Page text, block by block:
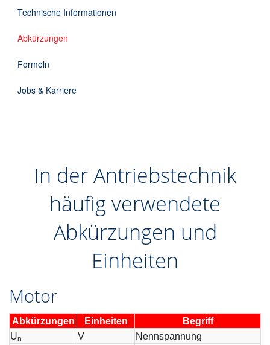
Technische Informationen
Abkürzungen
Formeln
Jobs & Karriere
In der Antriebstechnik
häufig verwendete
Abkürzungen und
Einheiten
Motor
Abkürzungen Einheiten
Begriff
Un V
Nennspannung